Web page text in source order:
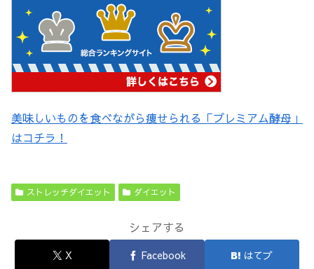
美味しいものを食べながら痩せられる「プレミアム酵母」
はコチラ！
ストレッチダイエット ダイエット
シェアする
X Facebook はてブ